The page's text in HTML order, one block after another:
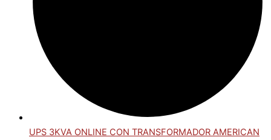
UPS 3KVA ONLINE CON TRANSFORMADOR AMERICAN